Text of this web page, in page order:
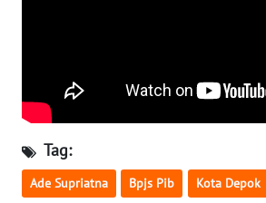
Tag:
Ade Supriatna Bpjs Pib Kota Depok
WN